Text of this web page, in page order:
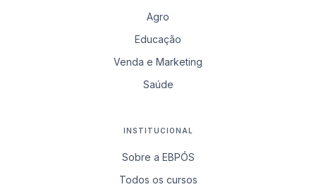
Agro
Educação
Venda e Marketing
Saúde
INSTITUCIONAL
Sobre a EBPÓS
Todos os cursos